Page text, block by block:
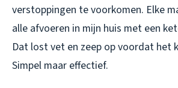
verstoppingen te voorkomen. Elke
alle afvoeren in mijn huis met een
Dat lost vet en zeep op voordat het
Simpel maar effectief.